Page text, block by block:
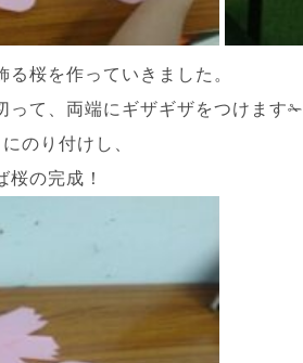
桜を作っていきました。
って、両端にギザギザをつけます✁
のり付けし、
の完成！